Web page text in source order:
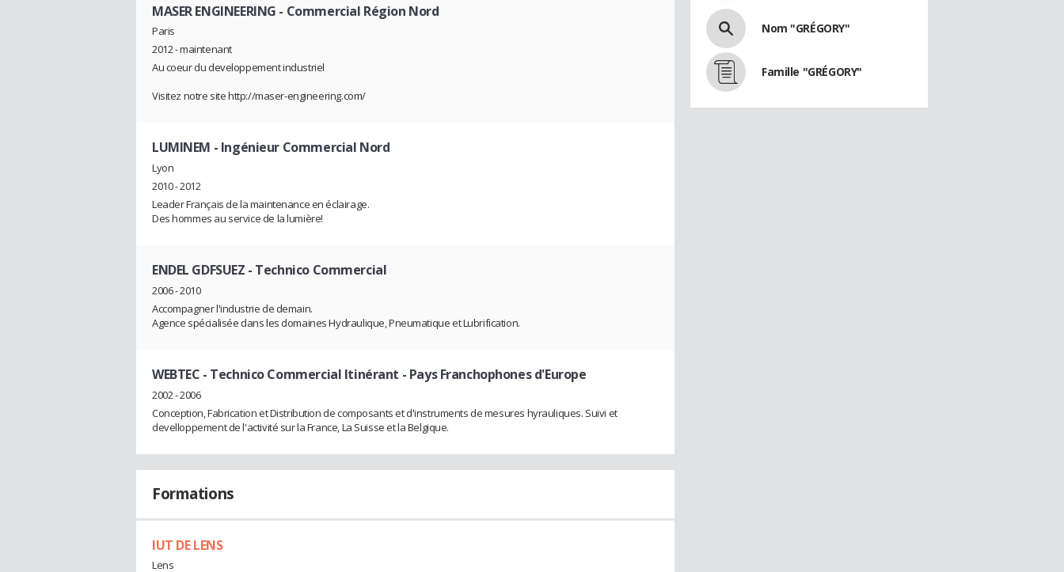
MASER ENGINEERING - Commercial Région Nord
Paris
2012 - maintenant
Au coeur du developpement industriel
Visitez notre site http://maser-engineering.com/
LUMINEM - Ingénieur Commercial Nord
Lyon
2010 - 2012
Leader Français de la maintenance en éclairage.
Des hommes au service de la lumière!
ENDEL GDFSUEZ - Technico Commercial
2006 - 2010
Accompagner l'industrie de demain.
Agence spécialisée dans les domaines Hydraulique, Pneumatique et Lubrification.
WEBTEC - Technico Commercial Itinérant - Pays Franchophones d'Europe
2002 - 2006
Conception, Fabrication et Distribution de composants et d'instruments de mesures hyrauliques. Suivi et
develloppement de l'activité sur la France, La Suisse et la Belgique.
Formations
IUT DE LENS
Lens
Nom "GRÉGORY"
Famille "GRÉGORY"